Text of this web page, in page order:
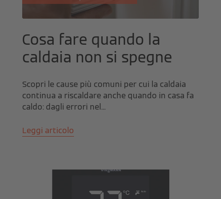
Cosa fare quando la
caldaia non si spegne
Scopri le cause più comuni per cui la caldaia
continua a riscaldare anche quando in casa fa
caldo: dagli errori nel...
Leggi articolo